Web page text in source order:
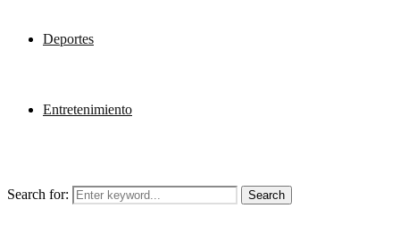
Deportes
Entretenimiento
Search for: Search